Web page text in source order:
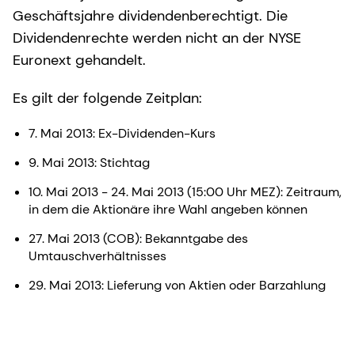
Geschäftsjahre dividendenberechtigt. Die
Dividendenrechte werden nicht an der NYSE
Euronext gehandelt.
Es gilt der folgende Zeitplan:
7. Mai 2013: Ex-Dividenden-Kurs
9. Mai 2013: Stichtag
10. Mai 2013 - 24. Mai 2013 (15:00 Uhr MEZ): Zeitraum,
in dem die Aktionäre ihre Wahl angeben können
27. Mai 2013 (COB): Bekanntgabe des
Umtauschverhältnisses
29. Mai 2013: Lieferung von Aktien oder Barzahlung